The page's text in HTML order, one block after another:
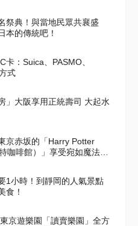
祭典！與當地民眾共襄盛
本的傳統吧！
卡：Suica、PASMO、
式
」大阪享用正統壽司 大起水
京赤坂的「Harry Potter
咖啡館）」享受宛如魔法般
1小時！到靜岡的人氣景點
食！
東京遊樂園「讀賣樂園」全方